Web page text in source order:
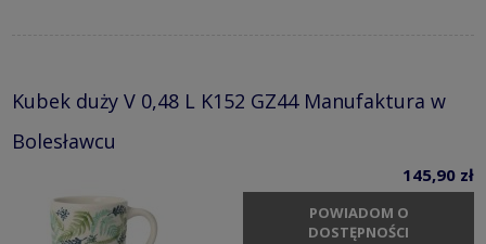
Kubek duży V 0,48 L K152 GZ44 Manufaktura w
Bolesławcu
145,90 zł
POWIADOM O
DOSTĘPNOŚCI